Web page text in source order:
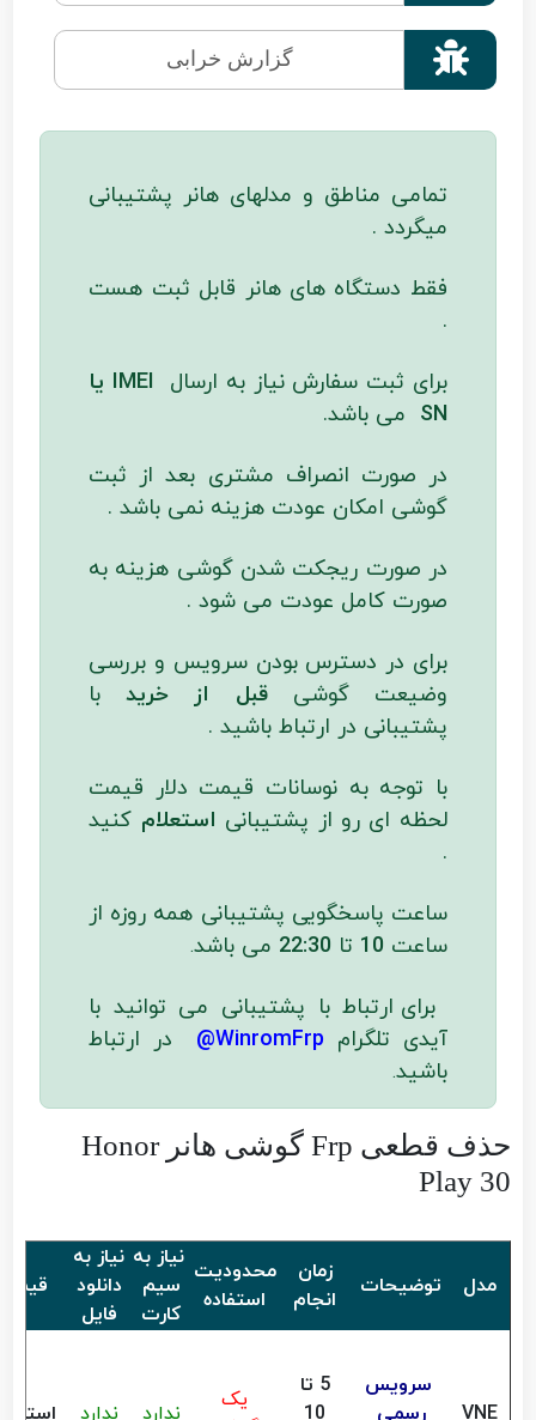
 گزارش خرابی
تمامی مناطق و مدلهای هانر پشتیبانی
میگردد .
فقط دستگاه های هانر قابل ثبت هست
.
برای ثبت سفارش نیاز به ارسال
IMEI یا
SN می باشد.
در صورت انصراف مشتری بعد از ثبت
گوشی امکان عودت هزینه نمی باشد .
در صورت ریجکت شدن گوشی هزینه به
صورت کامل عودت می شود .
برای در دسترس بودن سرویس و بررسی
وضیعت گوشیقبل از خریدبا
پشتیبانی در ارتباط باشید .
با توجه به نوسانات قیمت دلار قیمت
لحظه ای رو از پشتیبانی استعلام کنید
.
ساعت پاسخگویی پشتیبانی همه روزه از
ساعت 10 تا 22:30 می باشد.
برای ارتباط با پشتیبانی می توانید با
آیدی تلگرام WinromFrp@
در ارتباط
باشید.
حذف قطعی Frp گوشی هانر Honor
Play 30
مدل توضیحات
زمان
انجام
محدودیت
استفاده
نیاز به
سیم
کارت
نیاز به
دانلود
فایل
VNE
سرویس
رسمی
5 تا
10
یک
ندارد ندارد